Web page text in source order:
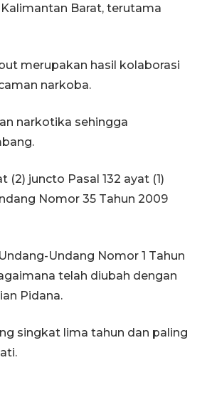
Barat, terutama
merupakan hasil kolaborasi
narkoba.
narkotika sehingga
juncto Pasal 132 ayat (1)
Nomor 35 Tahun 2009
Undang Nomor 1 Tahun
telah diubah dengan
Pidana.
singkat lima tahun dan paling